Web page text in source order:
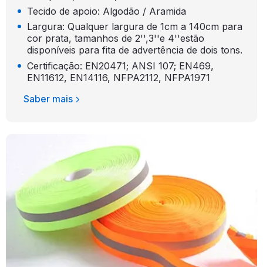
Tecido de apoio: Algodão / Aramida
Largura: Qualquer largura de 1cm a 140cm para
cor prata, tamanhos de 2'',3''e 4''estão
disponíveis para fita de advertência de dois tons.
Certificação: EN20471; ANSI 107; EN469,
EN11612, EN14116, NFPA2112, NFPA1971
Saber mais